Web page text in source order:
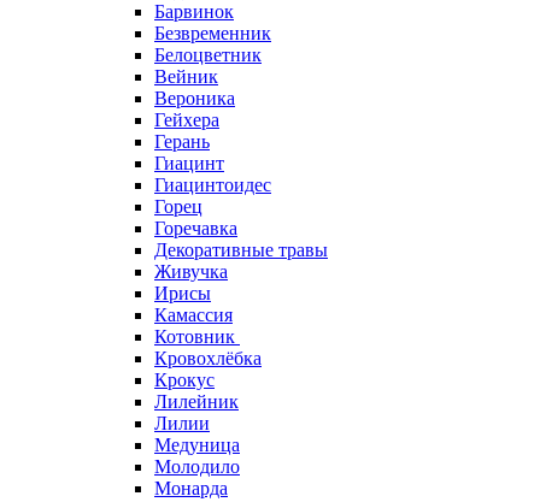
Барвинок
Безвременник
Белоцветник
Вейник
Вероника
Гейхера
Герань
Гиацинт
Гиацинтоидес
Горец
Горечавка
Декоративные травы
Живучка
Ирисы
Камассия
Котовник
Кровохлёбка
Крокус
Лилейник
Лилии
Медуница
Молодило
Монарда